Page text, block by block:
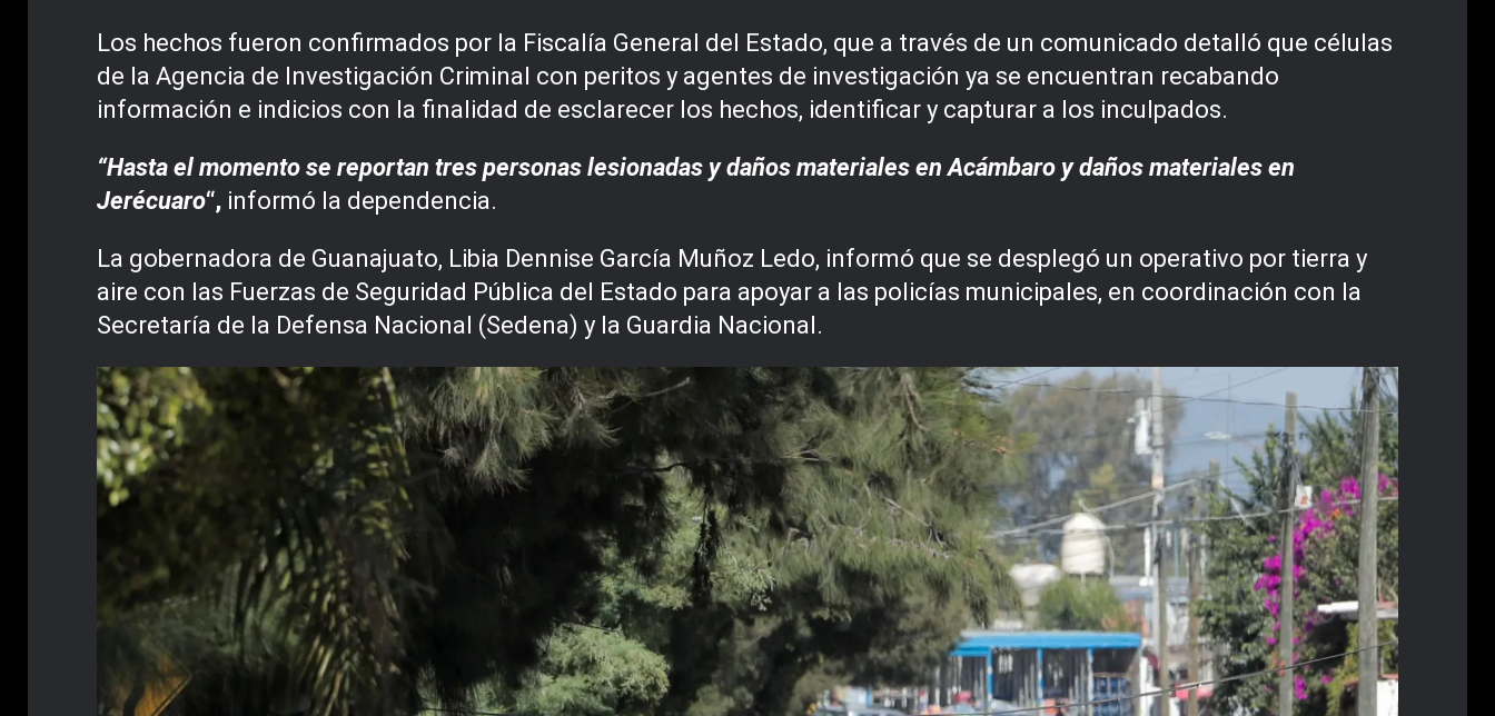
Los hechos fueron confirmados por la Fiscalía General del Estado, que a través de un comunicado detalló que células
de la Agencia de Investigación Criminal con peritos y agentes de investigación ya se encuentran recabando
información e indicios con la finalidad de esclarecer los hechos, identificar y capturar a los inculpados.
“Hasta el momento se reportan tres personas lesionadas y daños materiales en Acámbaro y daños materiales en
Jerécuaro“, informó la dependencia.
La gobernadora de Guanajuato, Libia Dennise García Muñoz Ledo, informó que se desplegó un operativo por tierra y
aire con las Fuerzas de Seguridad Pública del Estado para apoyar a las policías municipales, en coordinación con la
Secretaría de la Defensa Nacional (Sedena) y la Guardia Nacional.